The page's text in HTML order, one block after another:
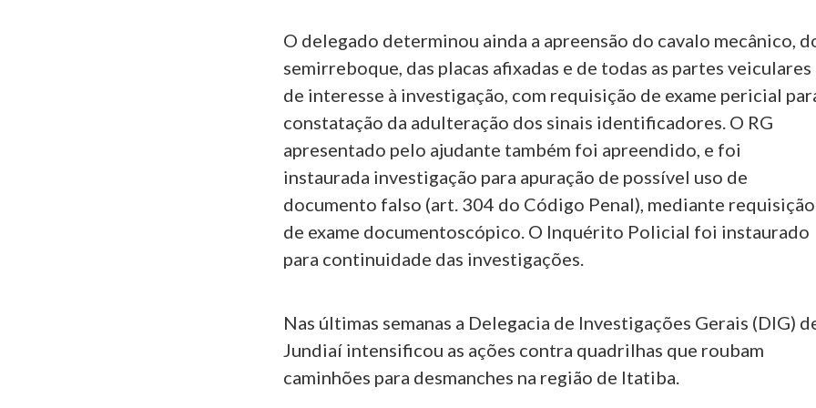
O delegado determinou ainda a apreensão do cavalo mecânico,
semirreboque, das placas afixadas e de todas as partes veiculares
de interesse à investigação, com requisição de exame pericial
constatação da adulteração dos sinais identificadores. O RG
apresentado pelo ajudante também foi apreendido, e foi
instaurada investigação para apuração de possível uso de
documento falso (art. 304 do Código Penal), mediante requisição
de exame documentoscópico. O Inquérito Policial foi instaurado
para continuidade das investigações.
Nas últimas semanas a Delegacia de Investigações Gerais (DIG)
Jundiaí intensificou as ações contra quadrilhas que roubam
caminhões para desmanches na região de Itatiba.